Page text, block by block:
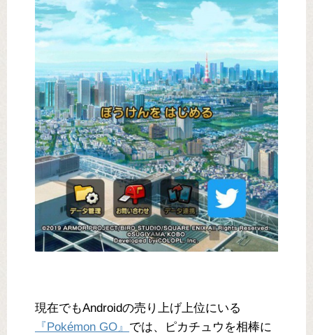
現在でもAndroidの売り上げ上位にいる
『Pokémon GO』 では、ピカチュウを相棒に